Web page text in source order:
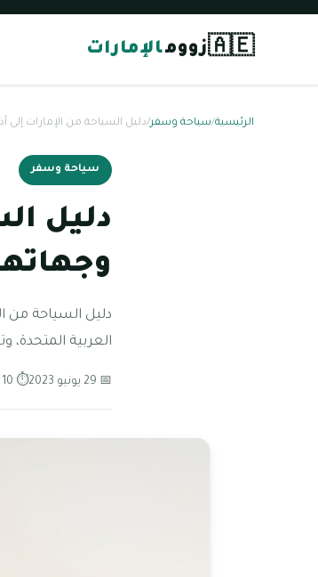
🇦🇪زوومالإمارات
الرئيسية/سياحة وسفر/دليل السياحة من الإمارات
سياحة وسفر
دليل
دليل السياحة من
العربية
📅 29 يونيو 2023 ⏱ 10 دقائق قراءة